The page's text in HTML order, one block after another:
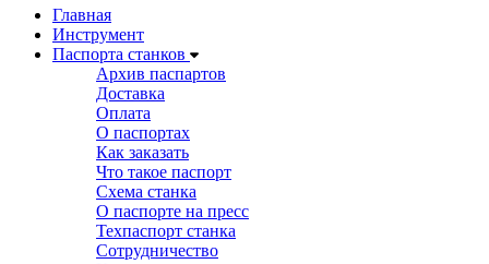
Главная
Инструмент
Паспорта станков
Архив паспартов
Доставка
Оплата
О паспортах
Как заказать
Что такое паспорт
Схема станка
О паспорте на пресс
Техпаспорт станка
Сотрудничество